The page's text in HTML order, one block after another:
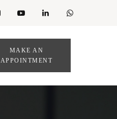
MAKE AN
APPOINTMENT